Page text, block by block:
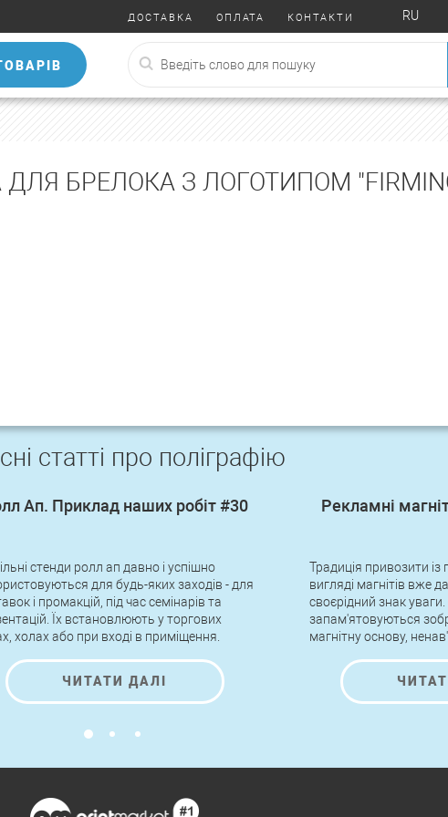
ДОСТАВКА ОПЛАТА КОНТАКТИ RU
БРЕЛОКА З ЛОГОТИПОМ
статті про поліграфію
Ап. Приклад наших робіт #30
стенди ролл ап давно і успішно
для будь-яких заходів - для
і промакцій, під час семінарів та
Їх встановлюють у торгових
холах або при вході в приміщення.
ЧИТАТИ ДАЛІ
Рекламні
Традиція привозити із
вигляді магнітів вже
своєрідний знак уваги.
запам'ятовуються
магнітну основу,
та помилуватися